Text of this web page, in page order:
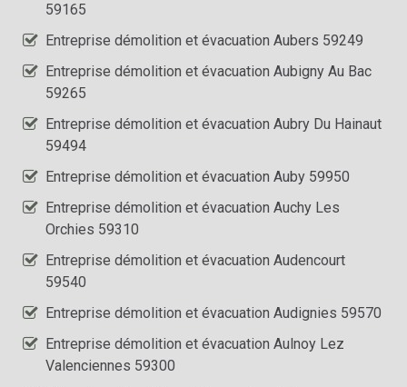
59165
Entreprise démolition et évacuation Aubers 59249
Entreprise démolition et évacuation Aubigny Au Bac
59265
Entreprise démolition et évacuation Aubry Du Hainaut
59494
Entreprise démolition et évacuation Auby 59950
Entreprise démolition et évacuation Auchy Les
Orchies 59310
Entreprise démolition et évacuation Audencourt
59540
Entreprise démolition et évacuation Audignies 59570
Entreprise démolition et évacuation Aulnoy Lez
Valenciennes 59300